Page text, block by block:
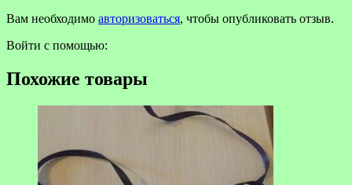
Вам необходимо авторизоваться, чтобы опубликовать отзыв.
Войти с помощью:
Похожие товары